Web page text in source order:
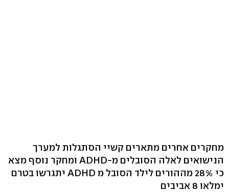
מחקרים אחרים מתארים קשיי הסתגלות למערך
הנישואים לאלה הסובלים מ-ADHD ומחקר נוסף מצא
כי 28% מההורים לילד הסובל מ ADHD יתגרשו בטרם
ימלאו 8 אביבים